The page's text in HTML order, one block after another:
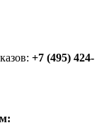
+7 (495) 424-